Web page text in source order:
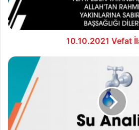
10.10.2021 Vefat
11.10.2021
Raporu